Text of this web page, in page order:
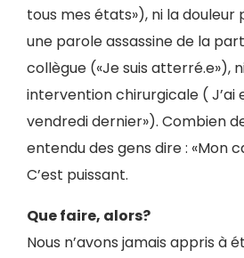
tous mes états»), ni la douleur
une parole assassine de la
collègue («Je suis atterré.e»),
intervention chirurgicale ( J’ai
vendredi dernier»). Combien
entendu des gens dire : «Mon
C’est puissant.
Que faire, alors?
Nous n’avons jamais appris à